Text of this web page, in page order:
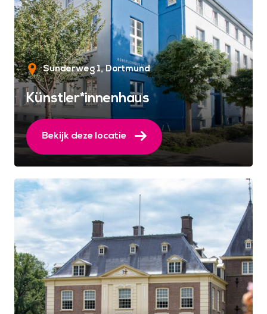
Sunderweg 1 Dortmund
Künstler*innenhaus
Bekijk deze locatie